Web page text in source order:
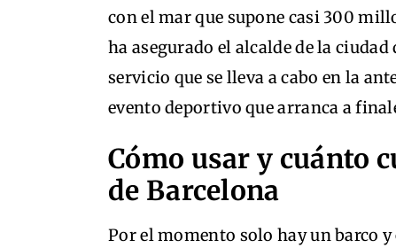
con el mar que supone casi 300
ha asegurado el alcalde de la
servicio que se lleva a cabo en la
evento deportivo que arranca a
Cómo usar y cuánto
de Barcelona
Por el momento solo hay un barco